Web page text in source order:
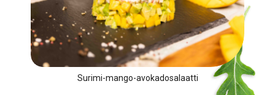
Surimi-mango-avokadosalaatti